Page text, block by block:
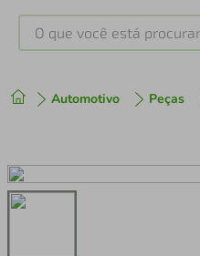
O que você está
Automotivo Peças
2º cafeteira